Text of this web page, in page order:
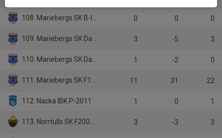
108. Mariebergs SK B-lag 0 0 0
109. Mariebergs SK Dam A-lag 3 -5 3
110. Mariebergs SK Dam B-lag 1 -2 0
111. Mariebergs SK F10/11 11 31 22
112. Nacka IBK P-2011 1 0 1
113. Norrtulls SK F2009-2010 3 -3 3